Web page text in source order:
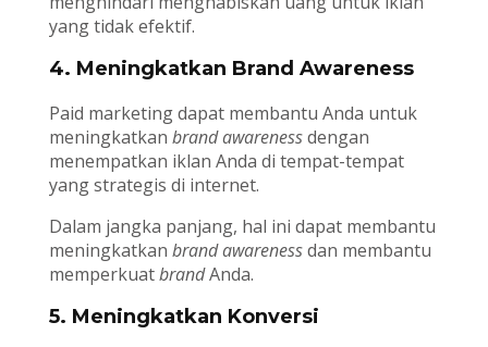
yang tidak efektif.
4. Meningkatkan Brand Awareness
Paid marketing dapat membantu Anda untuk
meningkatkan brand awarenessdengan
menempatkan iklan Anda di tempat-tempat
yang strategis di internet.
Dalam jangka panjang, hal ini dapat membantu
meningkatkan brand awarenessdan membantu
memperkuatbrandAnda.
5. Meningkatkan Konversi